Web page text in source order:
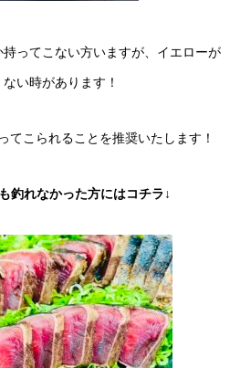
ってこない方いますが、イエローが
い時があります！
てこられることを推奨いたします！
釣れなかった方にはコチラ↓